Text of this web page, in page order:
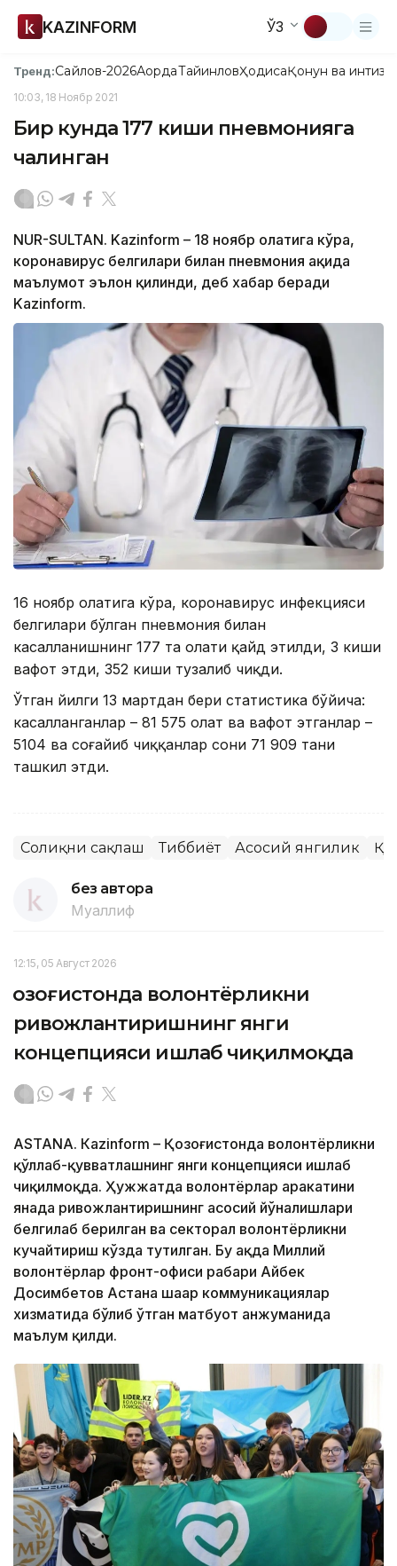
KAZINFORM ЎЗ
Тренд:Сайлов-2026АқордаТайинловҲодисаҚонун ва
10:03, 18 Ноябр 2021
Бир кунда 177 киши пневмонияга
чалинган
NUR-SULTAN. Kazinform – 18 ноябр ҳолатига кўра,
коронавирус белгилари билан пневмония ҳақида
маълумот эълон қилинди, деб хабар беради
Kazinform.
16 ноябр ҳолатига кўра, коронавирус инфекцияси
белгилари бўлган пневмония билан
касалланишнинг 177 та ҳолати қайд этилди, 3 киши
вафот этди, 352 киши тузалиб чиқди.
Ўтган йилги 13 мартдан бери статистика бўйича:
касалланганлар – 81 575 ҳолат ва вафот этганлар –
5104 ва соғайиб чиққанлар сони 71 909 тани
ташкил этди.
Соғлиқни сақлаш Тиббиёт Асосий янгилик ҚР
без автора
Муаллиф
12:15, 05 Август 2026
Қозоғистонда волонтёрликни
ривожлантиришнинг янги
концепцияси ишлаб чиқилмоқда
ASTANА. Кazinform – Қозоғистонда волонтёрликни
қўллаб-қувватлашнинг янги концепцияси ишлаб
чиқилмоқда. Ҳужжатда волонтёрлар ҳаракатини
янада ривожлантиришнинг асосий йўналишлари
белгилаб берилган ва секторал волонтёрликни
кучайтириш кўзда тутилган. Бу ҳақда Миллий
волонтёрлар фронт-офиси раҳбари Айбек
Досимбетов Астана шаҳар коммуникациялар
хизматида бўлиб ўтган матбуот анжуманида
маълум қилди.